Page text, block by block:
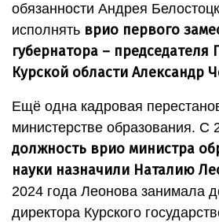
обязанности Андрея
исполнять врио первого
губернатора – председателя
Курской области Александр
Ещё одна кадровая
министерстве образования. С
должность врио министра
науки назначили Наталию
2024 года Леонова занимала
директора Курского